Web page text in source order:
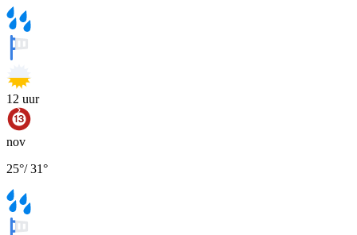
12 uur
nov
25°/31°